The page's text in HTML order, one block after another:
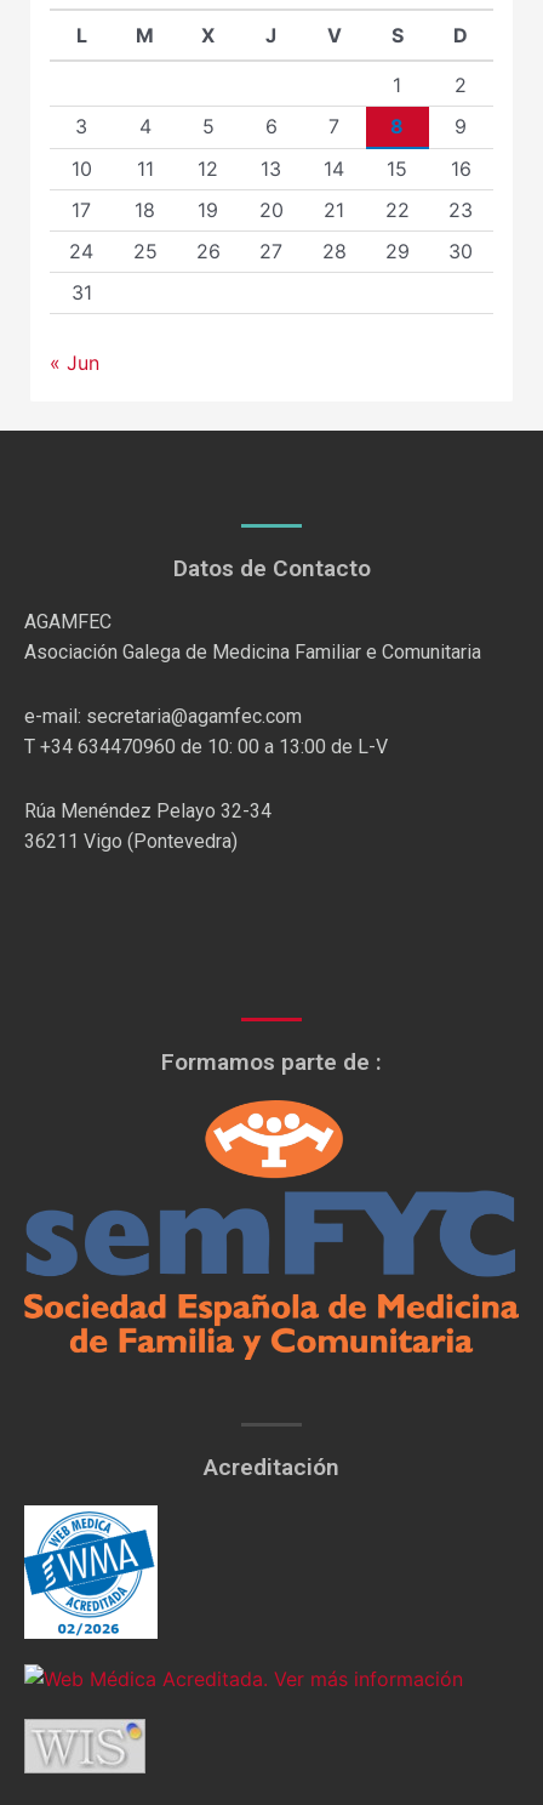
L M X J V S D
1
2
3
4 5 6 7 8
9
10
11 12 13 14 15
16
17
18 19 20 21 22
23
24
25 26 27 28 29
30
31
« Jun
Datos de Contacto
AGAMFEC
Asociación Galega de Medicina Familiar e Comunitaria
e-mail: secretaria@agamfec.com
T +34 634470960 de 10: 00 a 13:00 de L-V
Rúa Menéndez Pelayo 32-34
36211 Vigo (Pontevedra)
Formamos parte de :
Acreditación